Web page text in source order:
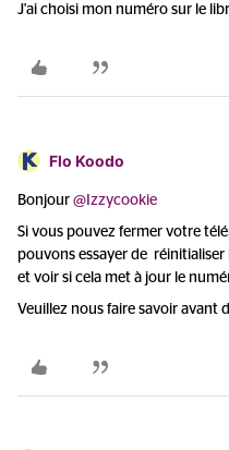
J'ai choisi mon numéro sur le
Flo Koodo
Bonjour ​ @Izzycookie
Si vous pouvez fermer votre
pouvons essayer de
et voir si cela met à jour le
Veuillez nous faire savoir avant